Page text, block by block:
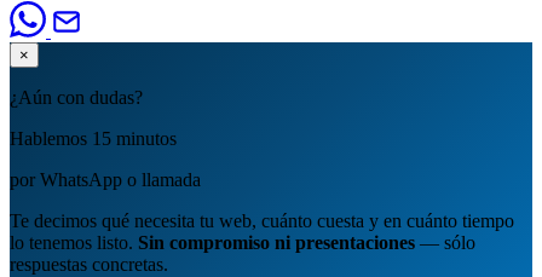
×
¿Aún con dudas?
Hablemos 15 minutos
por WhatsApp o llamada
Te decimos qué necesita tu web, cuánto cuesta y en cuánto tiempo
lo tenemos listo. Sin compromiso ni presentaciones — sólo
respuestas concretas.